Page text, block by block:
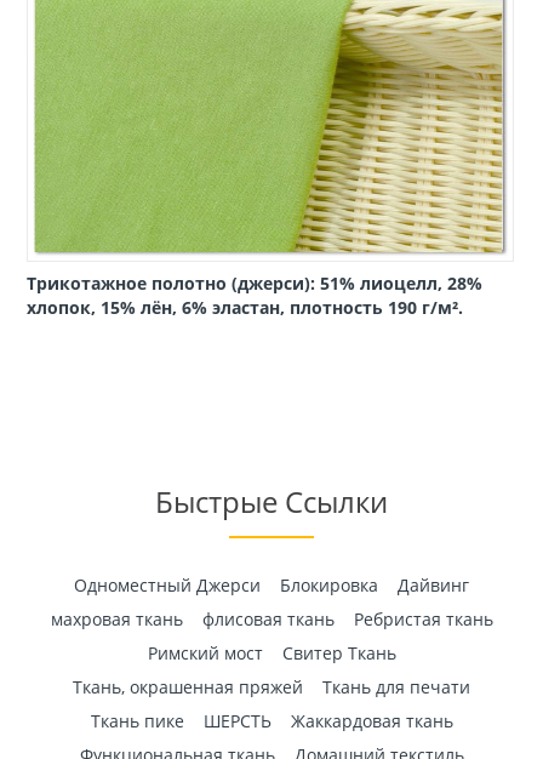
Трикотажное полотно (джерси): 51% лиоцелл, 28%
хлопок, 15% лён, 6% эластан, плотность 190 г/м².
Быстрые Ссылки
Одноместный Джерси Блокировка
Дайвинг
махровая ткань
флисовая ткань
Ребристая ткань
Римский мост
Свитер Ткань
Ткань, окрашенная пряжей
Ткань для печати
Ткань пике
ШЕРСТЬ
Жаккардовая ткань